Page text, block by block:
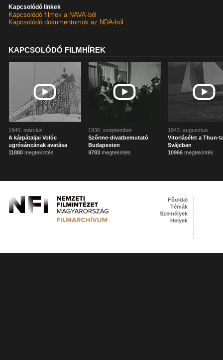
Kapcsolódó linkek
Kapcsolódó filmek a NAVA-ból
Kapcsolódó dokumentumok az NDA-ból
KAPCSOLÓDÓ FILMHÍREK
1940. március
A kárpátaljai Volóc
ugrósáncának avatása
11880 megtekintés
1936. szeptember
Szőrme-divatbemutató
Budapesten
9783 megtekintés
1943. augusztus
Vitorlásélet a Thun-
Svájcban
10966 megtekintés
Főoldal
Témák
Személyek
Helyek